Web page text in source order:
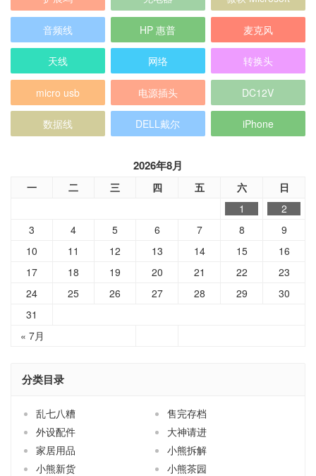
音频线 HP 惠普 麦克风
天线 网络 转换头
micro usb 电源插头 DC12V
数据线 DELL戴尔 iPhone
2026年8月
一 二 三 四 五 六 日
« 7月
1
2
3
4 5 6 7 8
9
10
11 12 13 14 15
16
17
18 19 20 21 22
23
24
25 26 27 28 29
30
31
分类目录
乱七八糟
售完存档
外设配件
大神请进
家居用品
小熊拆解
小熊新货
小熊茶园